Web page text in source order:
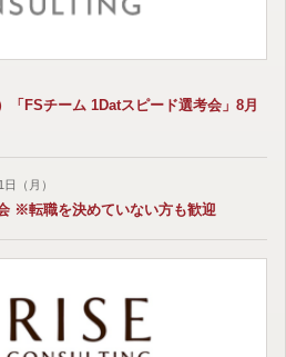
「FSチーム 1Datスピード選考会」8月
（月）
※転職を決めていない方も歓迎